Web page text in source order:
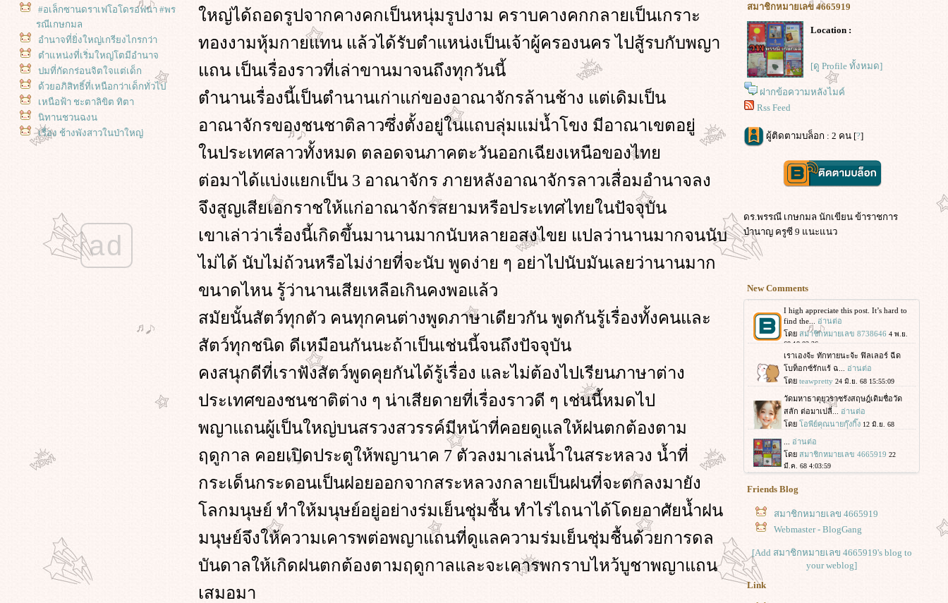
#อเล็กซานดราเฟโอโดรอฟนา #พร
รณีเกษกมล
อำนาจที่ยิ่งใหญ่เกรียงไกรกว่า
ตำแหน่งที่เริ่มใหญ่โตมีอำนาจ
ปมที่กัดกร่อนจิตใจแต่เด็ก
ด้วยอภิสิทธิ์ที่เหนือกว่าเด็กทั่วไป
เหนือฟ้า ชะตาลิขิต ทิตา
นิทานชวนฉงน
เรื่อง ช้างพังสาวในป่าใหญ่
เรื่อง พญาคันคาก
เรื่อง พญาไก่ป่า
เรื่อง พญากง พญาพาน
กบเลือกนา
เรื่อง แม่เหยี่ยวกับลูกเหยี่ยว
ad
หญ่ได้ถอดรูปจากคางคกเป็นหนุ่มรูปงาม คราบคางคกกลายเป็นเกราะ
ทองงามหุ้มกายแทน แล้วได้รับตำแหน่งเป็นเจ้าผู้ครองนคร ไปสู้รบกับพญา
ถน เป็นเรื่องราวที่เล่าขานมาจนถึงทุกวันนี้
ตำนานเรื่องนี้เป็นตำนานเก่าแก่ของอาณาจักรล้านช้าง แต่เดิมเป็น
อาณาจักรของชนชาติลาวซึ่งตั้งอยู่ในแถบลุ่มแม่น้ำโขง มีอาณาเขตอยู่
นประเทศลาวทั้งหมด ตลอดจนภาคตะวันออกเฉียงเหนือของไท
ต่อมาได้แบ่งแยกเป็น 3 อาณาจักร ภายหลังอาณาจักรลาวเสื่อมอำนาจลง
จึงสูญเสียเอกราชให้แก่อาณาจักรสยามหรือประเทศไทยในปัจจุบัน
เขาเล่าว่าเรื่องนี้เกิดขึ้นมานานมากนับหลายอสงไขย แปลว่านานมากจนนับ
ไม่ได้ นับไม่ถ้วนหรือไม่ง่ายที่จะนับ พูดง่าย ๆ อย่าไปนับมันเลยว่านานมาก
ขนาดไหน รู้ว่านานเสียเหลือเกินคงพอแล้ว
สมัยนั้นสัตว์ทุกตัว คนทุกคนต่างพูดภาษาเดียวกัน พูดกันรู้เรื่องทั้งคนและ
สัตว์ทุกชนิด ดีเหมือนกันนะถ้าเป็นเช่นนี้จนถึงปัจจุบัน
คงสนุกดีที่เราฟังสัตว์พูดคุยกันได้รู้เรื่อง และไม่ต้องไปเรียนภาษาต่าง
ประเทศของชนชาติต่าง ๆ น่าเสียดายที่เรื่องราวดี ๆ เช่นนี้หมดไป
พญาแถนผู้เป็นใหญ่บนสรวงสวรรค์มีหน้าที่คอยดูแลให้ฝนตกต้องตาม
ฤดูกาล คอยเปิดประตูให้พญานาค 7 ตัวลงมาเล่นน้ำในสระหลวง น้ำที่
กระเด็นกระดอนเป็นฝอยออกจากสระหลวงกลายเป็นฝนที่จะตกลงมายัง
ลกมนุษย์ ทำให้มนุษย์อยู่อย่างร่มเย็นชุ่มชื้น ทำไร่ไถนาได้โดยอาศัยน้ำฝน
มนุษย์จึงให้ความเคารพต่อพญาแถนที่ดูแลความร่มเย็นชุ่มชื้นด้วยการดล
บันดาลให้เกิดฝนตกต้องตามฤดูกาลและจะเคารพกราบไหว้บูชาพญาแถน
เสมอมา
สมาชิกหมายเลข 4665919
Location :
[ดู Profile ทั้งหมด]
ฝากข้อความหลังไมค์
Rss Feed
ผู้ติดตามบล็อก : 2 คน [?]
ดร.พรรณี เกษกมล นักเขียน ข้าราชการ
บำนาญ ครูซี 9 แนะแนว
New Comments
Friends Blog
สมาชิกหมายเลข 4665919
Webmaster - BlogGang
[Add สมาชิกหมายเลข 4665919's blog to
your weblog]
Link